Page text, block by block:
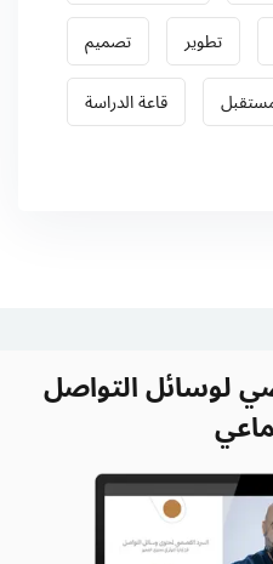
تصميم
تطوير
قاعة الدراسة
لوسائل التواصل